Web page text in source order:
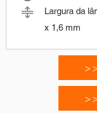
Largura da
x 1,6 mm